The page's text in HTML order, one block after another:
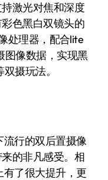
激光对焦和深度
色黑白双镜头的
处理器，配合lite
图像数据，实现黑
摄玩法。
行的双后置摄像
的非凡感受。相
了很大提升，更